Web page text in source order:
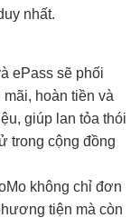
nhất.
ePass sẽ phối
hoàn tiền và
giúp lan tỏa thói
trong cộng đồng
không chỉ đơn
tiện mà còn